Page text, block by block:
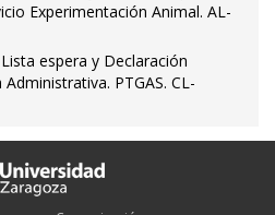
Experimentación Animal. AL-
espera y Declaración
PTGAS. CL-